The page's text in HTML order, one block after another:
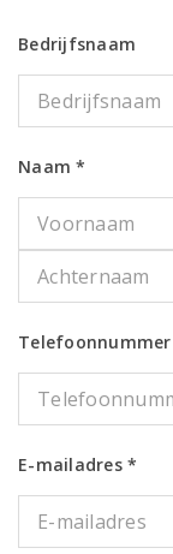
Bedrijfsnaam
Naam *
Telefoonnummer
E-mailadres *